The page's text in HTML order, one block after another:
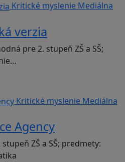
Kritické myslenie Mediálna
verzia
pre 2. stupeň ZŠ a SŠ;
Kritické myslenie Mediálna
Agency
ZŠ a SŠ; predmety: